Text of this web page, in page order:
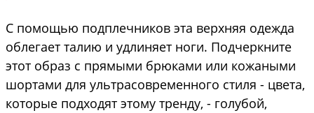
С помощью подплечников эта верхняя одежда
облегает талию и удлиняет ноги. Подчеркните
этот образ с прямыми брюками или кожаными
шортами для ультрасовременного стиля - цвета,
которые подходят этому тренду, - голубой,